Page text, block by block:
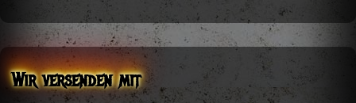
Wir versenden mit